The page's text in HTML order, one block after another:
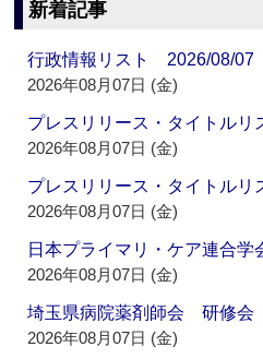
新着記事
行政情報リスト 2026/08/07
2026年08月07日 (金)
プレスリリース・タイトル
2026年08月07日 (金)
プレスリリース・タイトル
2026年08月07日 (金)
日本プライマリ・ケア連合
2026年08月07日 (金)
埼玉県病院薬剤師会 研修
2026年08月07日 (金)